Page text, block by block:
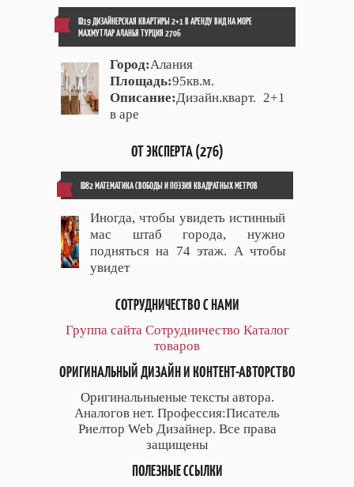
ID19 ДИЗАЙНЕРСКАЯ КВАРТИРЫ 2+1 В АРЕНДУ ВИД НА МОРЕ
МАХМУТЛАР АЛАНЬЯ ТУРЦИЯ 2706
Город:Алания
Площадь:95кв.м.
Описание: Дизайн.кварт. 2+1
в аре
ОТ ЭКСПЕРТА (276)
ID82 МАТЕМАТИКА СВОБОДЫ И ПОЭЗИЯ КВАДРАТНЫХ МЕТРОВ
Иногда, чтобы увидеть истинный
мас штаб города, нужно
подняться на 74 этаж. А чтобы
увидет
СОТРУДНИЧЕСТВО С НАМИ
Группа сайта Сотрудничество Каталог
товаров
ОРИГИНАЛЬНЫЙ ДИЗАЙН И КОНТЕНТ-АВТОРСТВО
Оригинальныеные тексты автора.
Аналогов нет. Профессия:Писатель
Риелтор Web Дизайнер. Все права
защищены
ПОЛЕЗНЫЕ ССЫЛКИ